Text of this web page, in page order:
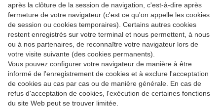
après la clôture de la session de navigation, c'est-à-dire après
fermeture de votre navigateur (c'est ce qu'on appelle les cookies
de session ou cookies temporaires). Certains autres cookies
restent enregistrés sur votre terminal et nous permettent, à nous
ou à nos partenaires, de reconnaître votre navigateur lors de
votre visite suivante (des cookies permanents).
Vous pouvez configurer votre navigateur de manière à être
informé de l'enregistrement de cookies et à exclure l'acceptation
de cookies au cas par cas ou de manière générale. En cas de
refus d'acceptation de cookies, l'exécution de certaines fonctions
du site Web peut se trouver limitée.